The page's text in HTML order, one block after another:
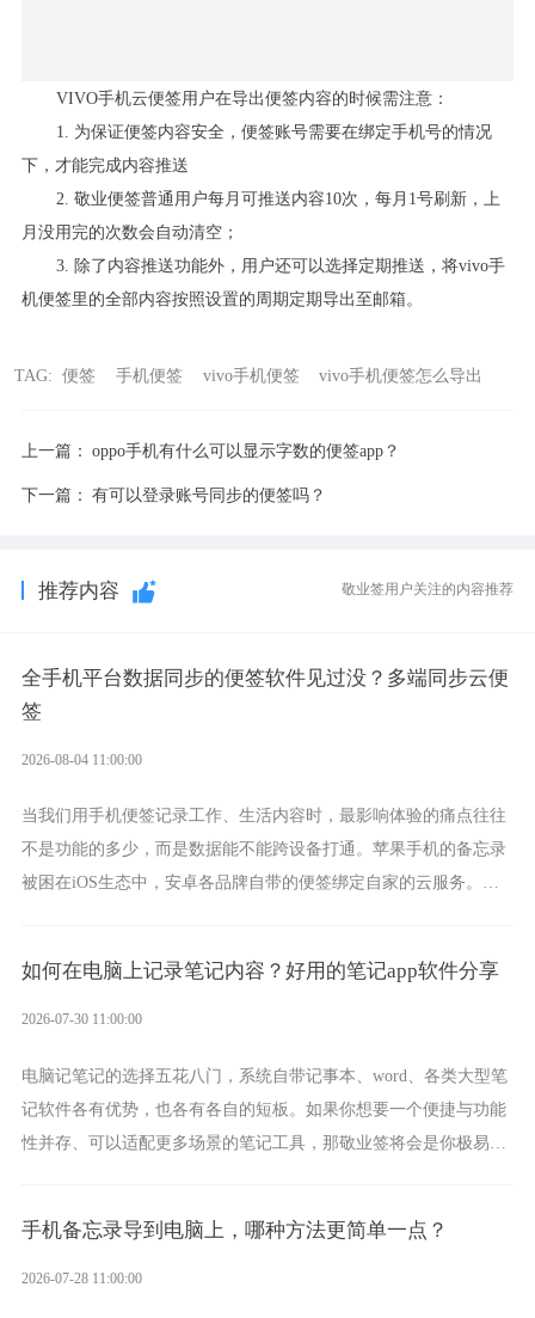
VIVO手机云便签用户在导出便签内容的时候需注意：
1. 为保证便签内容安全，便签账号需要在绑定手机号的情况
下，才能完成内容推送
2. 敬业便签普通用户每月可推送内容10次，每月 1号刷新，上
月没用完的次数会自动清空；
3.
除了内容推送功能外，用户还可以选择定期推送，将vivo手
机便签里的全部内容按照设置的周期定期导出至邮箱。
TAG: 便签 手机便签 vivo手机便签 vivo手机便签怎么导出
上一篇： oppo手机有什么可以显示字数的便签app？
下一篇： 有可以登录账号同步的便签吗？
推荐内容 敬业签用户关注的内容推荐
全手机平台数据同步的便签软件见过没？多端同步云便
签
2026-08-04 11:00:00
当我们用手机便签记录工作、生活内容时，最影响体验的痛点往往
不是功能的多少，而是数据能不能跨设备打通。苹果手机的备忘录
被困在iOS生态中，安卓各品牌自带的便签绑定自家的云服务。而
如何在电脑上记录笔记内容？好用的笔记app软件分享
2026-07-30 11:00:00
电脑记笔记的选择五花八门，系统自带记事本、word、各类大型笔
记软件各有优势，也各有各自的短板。如果你想要一个便捷与功能
性并存、可以适配更多场景的笔记工具，那敬业签将会是你极易上
手机备忘录导到电脑上，哪种方法更简单一点？
2026-07-28 11:00:00